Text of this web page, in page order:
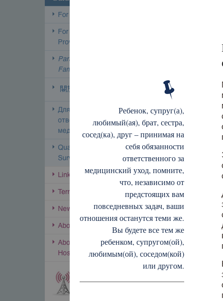
Ребенок, супруг(а),
любимый(ая), брат, сестра,
сосед(ка), друг – принимая на
себя обязанности
ответственного за
медицинский уход, помните,
что, независимо от
предстоящих вам
повседневных задач, ваши
отношения останутся теми же.
Вы будете все тем же
ребенком, супругом(ой),
любимым(ой), соседом(кой)
или другом.